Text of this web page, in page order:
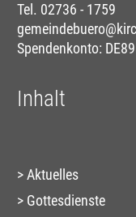
Tel. 02736 - 1759
Spendenkonto:
Inhalt
Aktuelles
Gottesdienste